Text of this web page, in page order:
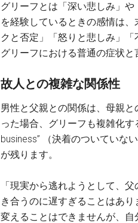
グリーフとは「深い悲しみ」
を経験しているときの感情は
クと否定」「怒りと悲しみ」
グリーフにおける普通の症状と
故人との複雑な関係性
男性と父親との関係は、母親
った場合、グリーフも複雑化
business” （決着のついていな
が残ります。
「現実から逃れようとして、
き合うのに遅すぎることはあ
変えることはできませんが、